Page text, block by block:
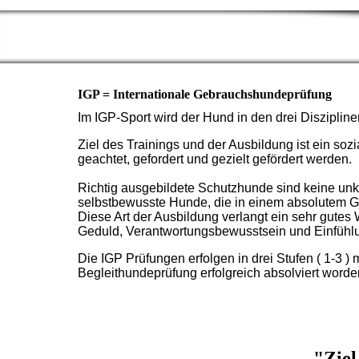
IGP = Internationale Gebrauchshundeprüfung
Im IGP-Sport wird der Hund in den drei
Ziel des Trainings und der Ausbildung ist ein
geachtet, gefordert und gezielt gefördert werden.
Richtig ausgebildete Schutzhunde sind keine
selbstbewusste Hunde, die in einem absolutem
Diese Art der Ausbildung verlangt ein sehr
Geduld, Verantwortungsbewusstsein und
Die IGP Prüfungen erfolgen in drei Stufen ( 1-3
Begleithundeprüfung erfolgreich absolviert